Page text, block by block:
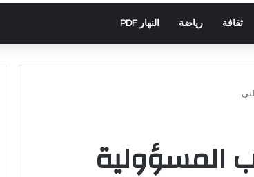
ثقافة رياضة النهار PDF
المسؤولية